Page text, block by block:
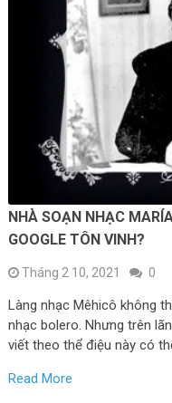
NHÀ SOẠN NHẠC
GOOGLE TÔN VINH?
Tháng 2 10, 2021 0
Làng nhạc Mêhicô không
nhạc bolero. Nhưng trên
viết theo thể điệu này có
Read More